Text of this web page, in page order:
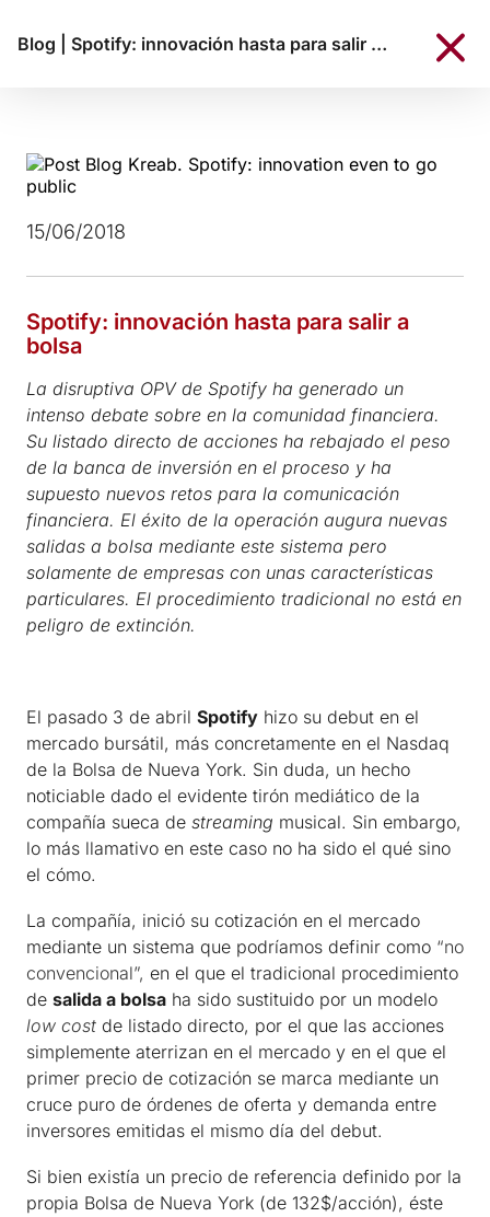
Blog Spotify: innovación hasta para salir a bolsa
15/06/2018
Spotify: innovación hasta para salir a
bolsa
La disruptiva OPV de Spotify ha generado un
intenso debate sobre en la comunidad financiera.
Su listado directo de acciones ha rebajado el peso
de la banca de inversión en el proceso y ha
supuesto nuevos retos para la comunicación
financiera. El éxito de la operación augura nuevas
salidas a bolsa mediante este sistema pero
solamente de empresas con unas características
particulares. El procedimiento tradicional no está en
peligro de extinción.
El pasado 3 de abril Spotify hizo su debut en el
mercado bursátil, más concretamente en el Nasdaq
de la Bolsa de Nueva York. Sin duda, un hecho
noticiable dado el evidente tirón mediático de la
compañía sueca de streaming musical. Sin embargo,
lo más llamativo en este caso no ha sido el qué sino
el cómo.
La compañía, inició su cotización en el mercado
mediante un sistema que podríamos definir como “no
convencional”, en el que el tradicional procedimiento
de salida a bolsa ha sido sustituido por un modelo
low cost de listado directo, por el que las acciones
simplemente aterrizan en el mercado y en el que el
primer precio de cotización se marca mediante un
cruce puro de órdenes de oferta y demanda entre
inversores emitidas el mismo día del debut.
Si bien existía un precio de referencia definido por la
propia Bolsa de Nueva York (de 132$/acción), éste